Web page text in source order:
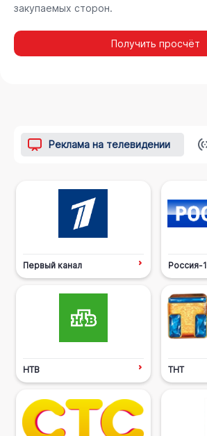
закупаемых сторон.
Получить просчёт
Реклама на телевидении
Первый канал Россия-1
НТВ ТНТ